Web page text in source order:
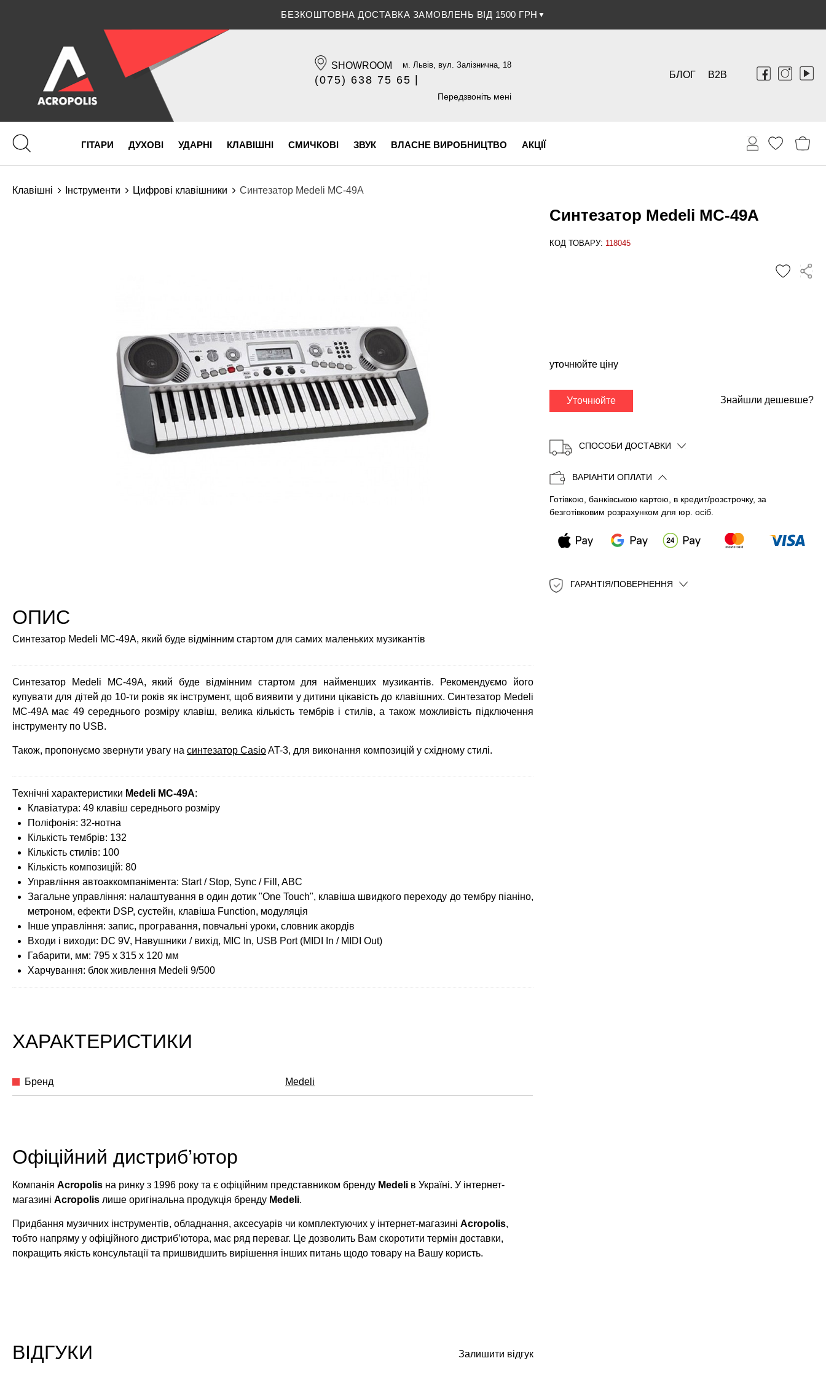
БЕЗКОШТОВНА ДОСТАВКА ЗАМОВЛЕНЬ ВІД 1500 ГРН ▼
ЗНИЖКА 5% ПРИ ОПЛАТІ БАНКІВСЬКОЮ КАРТКОЮ▼
SHOWROOM м. Львів, вул. Залізнична, 18
(075) 638 75 65
(096) 609 84 32
Передзвоніть мені
B2B
БЛОГ
ГІТАРИ ДУХОВІ УДАРНІ КЛАВІШНІ СМИЧКОВІ ЗВУК ВЛАСНЕ ВИРОБНИЦТВО АКЦІЇ
Клавішні Інструменти Цифрові клавішники Синтезатор Medeli MC-49A
Синтезатор Medeli MC-49A
КОД ТОВАРУ: 118045
Копіювати
уточнюйте ціну
Уточнюйте Знайшли дешевше?
СПОСОБИ ДОСТАВКИ
ВАРІАНТИ ОПЛАТИ
Готівкою, банківською картою, в кредит/розстрочку, за
безготівковим розрахунком для юр. осіб.
ГАРАНТІЯ/ПОВЕРНЕННЯ
ОПИС
Синтезатор Medeli MC-49A, який буде відмінним стартом для самих маленьких музикантів
Синтезатор Medeli MC-49A, який буде відмінним стартом для найменших музикантів. Рекомендуємо його
купувати для дітей до 10-ти років як інструмент, щоб виявити у дитини цікавість до клавішних. Синтезатор Medeli
MC-49A має 49 середнього розміру клавіш, велика кількість тембрів і стилів, а також можливість підключення
інструменту по USB.
Також, пропонуємо звернути увагу на синтезатор CasioAT-3, для виконання композицій у східному стилі.
Технічні характеристики Medeli MC-49A:
Клавіатура: 49 клавіш середнього розміру
Поліфонія: 32-нотна
Кількість тембрів: 132
Кількість стилів: 100
Кількість композицій: 80
Управління автоаккомпанімента: Start / Stop, Sync / Fill, ABC
Загальне управління: налаштування в один дотик "One Touch", клавіша швидкого переходу до тембру піаніно,
метроном, ефекти DSP, сустейн, клавіша Function, модуляція
Інше управління: запис, програвання, повчальні уроки, словник акордів
Входи і виходи: DC 9V, Навушники / вихід, MIC In, USB Port (MIDI In / MIDI Out)
Габарити, мм: 795 х 315 х 120 мм
Харчування: блок живлення Medeli 9/500
ХАРАКТЕРИСТИКИ
Бренд Medeli
Офіційний дистриб’ютор
Компанія Acropolis на ринку з 1996 року та є офіційним представником бренду Medeli в Україні. У інтернет-
магазині Acropolis лише оригінальна продукція бренду Medeli.
Придбання музичних інструментів, обладнання, аксесуарів чи комплектуючих у інтернет-магазині Acropolis,
тобто напряму у офіційного дистриб’ютора, має ряд переваг. Це дозволить Вам скоротити термін доставки,
покращить якість консультації та пришвидшить вирішення інших питань щодо товару на Вашу користь.
Залишити відгук
ВІДГУКИ